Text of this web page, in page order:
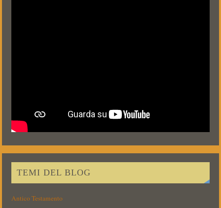
TEMI DEL BLOG
Antico Testamento